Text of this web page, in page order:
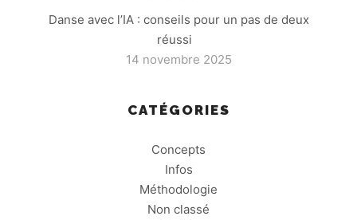
Danse avec l’IA : conseils pour un pas de deux
réussi
14 novembre 2025
CATÉGORIES
Concepts
Infos
Méthodologie
Non classé